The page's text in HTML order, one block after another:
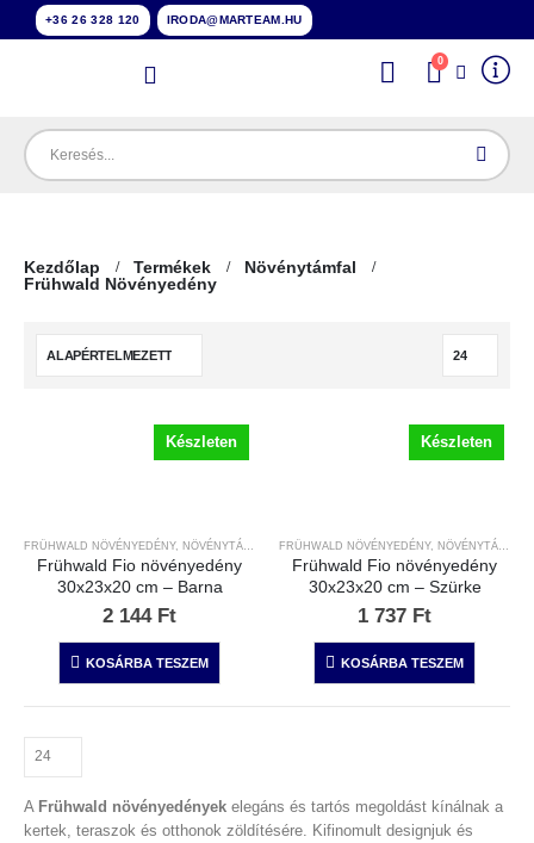
+36 26 328 120 IRODA@MARTEAM.HU
0
Kezdőlap Termékek
Növénytámfal
Frühwald Növényedény
Készleten
FRÜHWALD NÖVÉNYEDÉNY, NÖVÉNYTÁMFAL OUTLET
Frühwald Fio növényedény
30x23x20 cm – Barna
2 144 Ft
KOSÁRBA TESZEM
Készleten
FRÜHWALD NÖVÉNYEDÉNY, NÖVÉNYTÁMFAL
Frühwald Fio növényedény
30x23x20 cm – Szürke
1 737 Ft
KOSÁRBA TESZEM
A Frühwald növényedények elegáns és tartós megoldást kínálnak a
kertek, teraszok és otthonok zöldítésére. Kifinomult designjuk és